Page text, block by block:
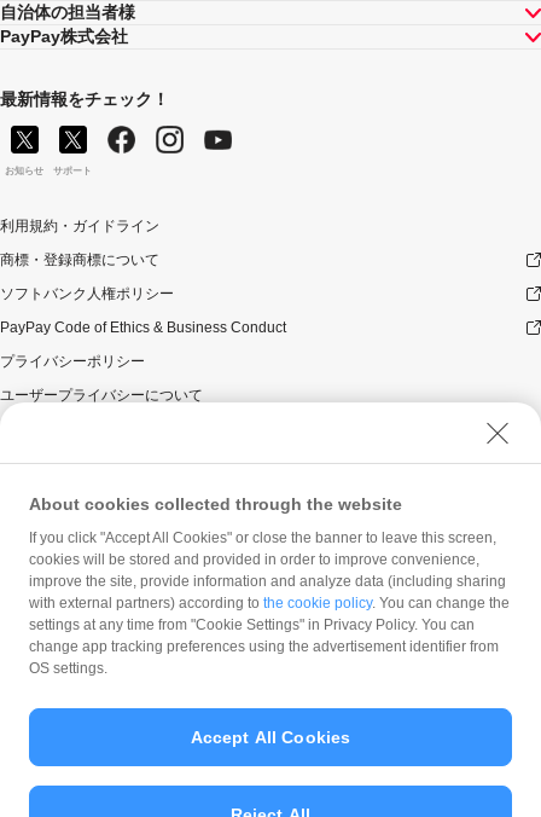
自治体の担当者様
PayPay株式会社
最新情報をチェック！
お知らせ サポート
利用規約・ガイドライン
商標・登録商標について
ソフトバンク人権ポリシー
PayPay Code of Ethics & Business Conduct
プライバシーポリシー
ユーザープライバシーについて
ウェブサイト利用規約
反社会的勢力に対する方針
勧誘方針
マネロン等基本方針
カスタマーハラスメントに関する当社の考え方
© PayPay Corporation
About cookies collected through the website
If you click "Accept All Cookies" or close the banner to leave this screen,
cookies will be stored and provided in order to improve convenience,
improve the site, provide information and analyze data (including sharing
with external partners) according to the cookie policy. You can change the
settings at any time from "Cookie Settings" in Privacy Policy. You can
change app tracking preferences using the advertisement identifier from
OS settings.
Accept All Cookies